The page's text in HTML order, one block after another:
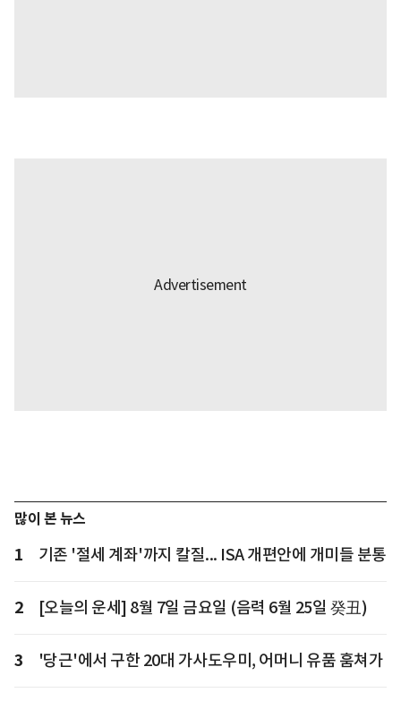
많이 본 뉴스
1 기존 '절세 계좌'까지 칼질... ISA 개편안에 개미들 분통
2 [오늘의 운세] 8월 7일 금요일 (음력 6월 25일 癸丑)
3 '당근'에서 구한 20대 가사도우미, 어머니 유품 훔쳐가